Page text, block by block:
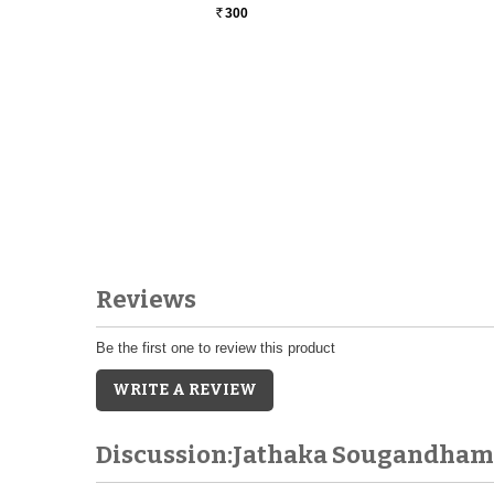
Rs. 300
Reviews
Be the first one to review this product
WRITE A REVIEW
Discussion:Jathaka Sougandham